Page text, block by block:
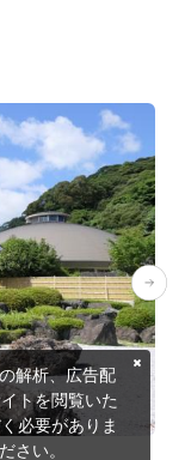
解析、広告配
トを閲覧いた
必要がありま
さい。